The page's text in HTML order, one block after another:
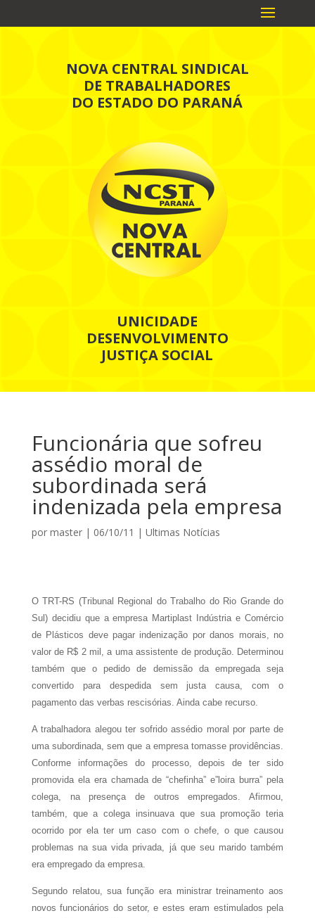
NOVA CENTRAL SINDICAL
DE TRABALHADORES
DO ESTADO DO PARANÁ
UNICIDADE
DESENVOLVIMENTO
JUSTIÇA SOCIAL
Funcionária que sofreu
assédio moral de
subordinada será
indenizada pela empresa
por master| 06/10/11 | Ultimas Notícias
O TRT-RS (Tribunal Regional do Trabalho do Rio Grande do
Sul) decidiu que a empresa Martiplast Indústria e Comércio
de Plásticos deve pagar indenização por danos morais, no
valor de R$ 2 mil, a uma assistente de produção. Determinou
também que o pedido de demissão da empregada seja
convertido para despedida sem justa causa, com o
pagamento das verbas rescisórias. Ainda cabe recurso.
A trabalhadora alegou ter sofrido assédio moral por parte de
uma subordinada, sem que a empresa tomasse providências.
Conforme informações do processo, depois de ter sido
promovida ela era chamada de “chefinha” e”loira burra” pela
colega, na presença de outros empregados. Afirmou,
também, que a colega insinuava que sua promoção teria
ocorrido por ela ter um caso com o chefe, o que causou
problemas na sua vida privada, já que seu marido também
era empregado da empresa.
Segundo relatou, sua função era ministrar treinamento aos
novos funcionários do setor, e estes eram estimulados pela